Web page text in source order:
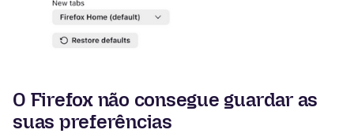
O Firefox não consegue guardar as
suas preferências